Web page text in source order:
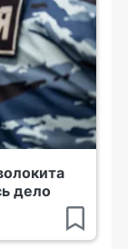
дело